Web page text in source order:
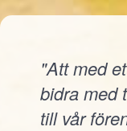
"Att med
bidra med
till vår